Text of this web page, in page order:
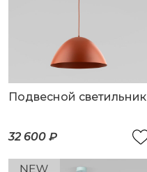
Подвесной светильник
32 600 ₽